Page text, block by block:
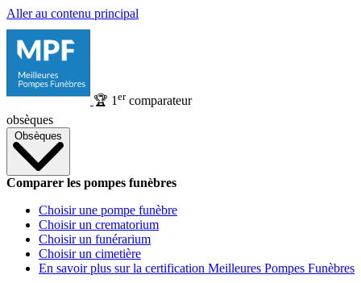
Aller au contenu principal
🏆 1 ercomparateur
obsèques
Obsèques
Comparer les pompes funèbres
Choisir une pompe funèbre
Choisir un crematorium
Choisir un funérarium
Choisir un cimetière
En savoir plus sur la certification Meilleures Pompes Funèbres